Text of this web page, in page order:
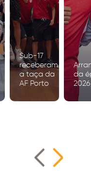
Sub-17
receberam
a taça da
AF Porto
da